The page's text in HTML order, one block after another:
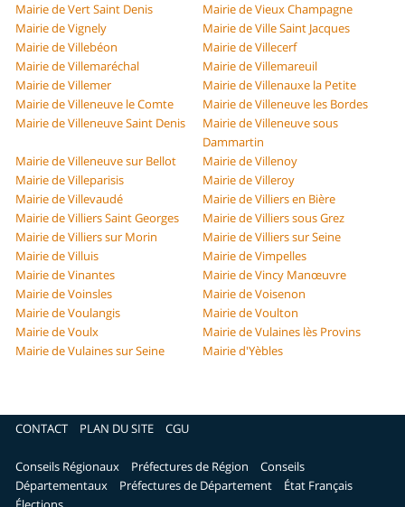
Mairie de Vert Saint Denis
Mairie de Vieux Champagne
Mairie de Vignely
Mairie de Ville Saint Jacques
Mairie de Villebéon
Mairie de Villecerf
Mairie de Villemaréchal
Mairie de Villemareuil
Mairie de Villemer
Mairie de Villenauxe la Petite
Mairie de Villeneuve le Comte
Mairie de Villeneuve les Bordes
Mairie de Villeneuve Saint Denis
Mairie de Villeneuve sous
Dammartin
Mairie de Villeneuve sur Bellot
Mairie de Villenoy
Mairie de Villeparisis
Mairie de Villeroy
Mairie de Villevaudé
Mairie de Villiers en Bière
Mairie de Villiers Saint Georges
Mairie de Villiers sous Grez
Mairie de Villiers sur Morin
Mairie de Villiers sur Seine
Mairie de Villuis
Mairie de Vimpelles
Mairie de Vinantes
Mairie de Vincy Manœuvre
Mairie de Voinsles
Mairie de Voisenon
Mairie de Voulangis
Mairie de Voulton
Mairie de Voulx
Mairie de Vulaines lès Provins
Mairie de Vulaines sur Seine
Mairie d'Yèbles
CONTACT PLAN DU SITE CGU
Conseils Régionaux Préfectures de Région
Conseils
Départementaux
Préfectures de Département
État Français